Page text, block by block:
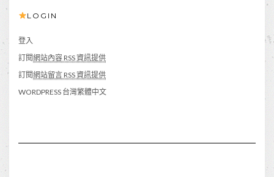
間
擇
LOGIN
登入
訂閱網站內容 RSS 資訊提供
訂閱網站留言 RSS 資訊提供
WORDPRESS 台灣繁體中文